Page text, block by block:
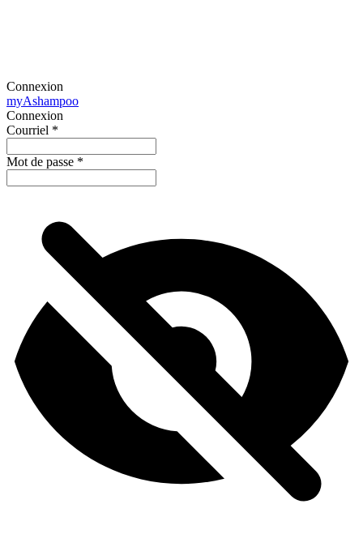
Connexion
myAshampoo
Connexion
Courriel *
Mot de passe *